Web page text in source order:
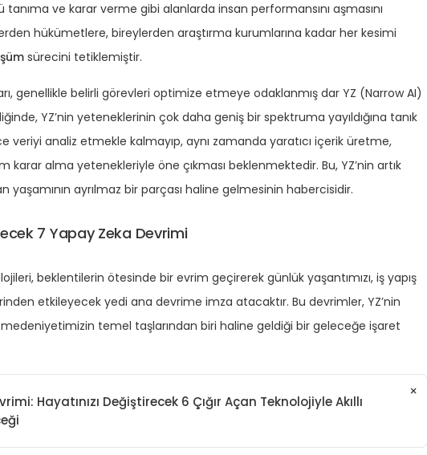
ve karar verme gibi alanlarda insan performansını aşmasını
hükümetlere, bireylerden araştırma kurumlarına kadar her kesimi
sürecini tetiklemiştir.
genellikle belirli görevleri optimize etmeye odaklanmış dar YZ (Narrow AI)
YZ’nin yeteneklerinin çok daha geniş bir spektruma yayıldığına tanık
veriyi analiz etmekle kalmayıp, aynı zamanda yaratıcı içerik üretme,
alma yetenekleriyle öne çıkması beklenmektedir. Bu, YZ’nin artık
yaşamının ayrılmaz bir parçası haline gelmesinin habercisidir.
7 Yapay Zeka Devrimi
beklentilerin ötesinde bir evrim geçirerek günlük yaşantımızı, iş yapış
etkileyecek yedi ana devrime imza atacaktır. Bu devrimler, YZ’nin
temel taşlarından biri haline geldiği bir geleceğe işaret
Hayatınızı Değiştirecek 6 Çığır Açan Teknolojiyle Akıllı
×